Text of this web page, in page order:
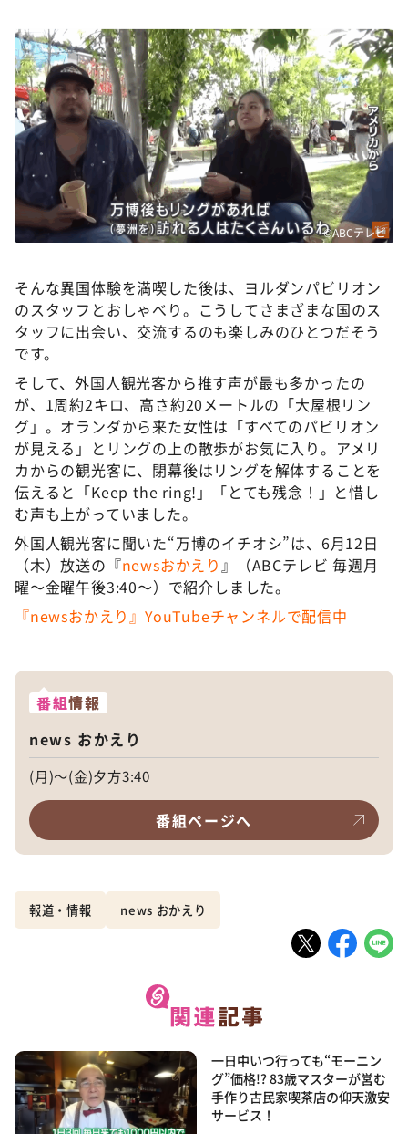
©ABCテレビ
そんな異国体験を満喫した後は、ヨルダンパビリオン
のスタッフとおしゃべり。こうしてさまざまな国のス
タッフに出会い、交流するのも楽しみのひとつだそう
です。
そして、外国人観光客から推す声が最も多かったの
が、1周約2キロ、高さ約20メートルの「大屋根リン
グ」。オランダから来た女性は「すべてのパビリオン
が見える」とリングの上の散歩がお気に入り。アメリ
カからの観光客に、閉幕後はリングを解体することを
伝えると「Keep the ring!」「とても残念！」と惜し
む声も上がっていました。
外国人観光客に聞いた“万博のイチオシ”は、6月12日
（木）放送の『newsおかえり』（ABCテレビ 毎週月
曜〜金曜午後3:40〜）で紹介しました。
『newsおかえり』YouTubeチャンネルで配信中
番組情報
news おかえり
(月)～(金)夕方3:40
番組ページへ
報道・情報 news おかえり
一日中いつ行っても“モーニン
グ”価格!? 83歳マスターが営む
手作り古民家喫茶店の仰天激安
サービス！